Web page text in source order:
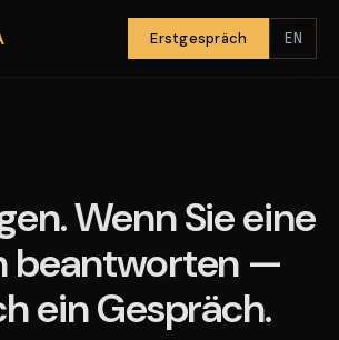
Erstgespräch EN
Wenn Sie eine
beantworten —
ein Gespräch.